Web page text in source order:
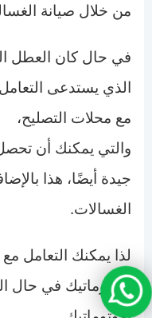
من خلال صيانة
في حال كان العطل
الذي يستدعى
مع محلات التصليح،
والتي يمكنك أن
جيدة أيضًا، هذا
الغسالات.
لذا يمكنك التعامل
الاوتوماتيك في